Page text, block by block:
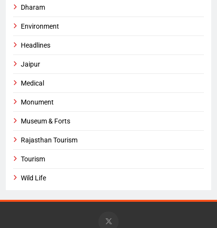
Dharam
Environment
Headlines
Jaipur
Medical
Monument
Museum & Forts
Rajasthan Tourism
Tourism
Wild Life